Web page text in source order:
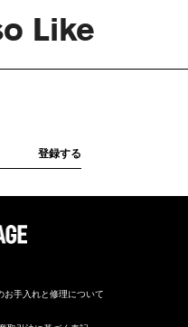
Like
お手入れと修理について